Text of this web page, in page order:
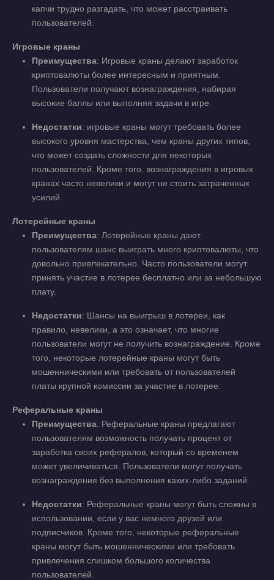
капчи трудно разгадать, что может расстраивать
пользователей.
Игровые краны
Преимущества: Игровые краны делают заработок
криптовалюты более интересным и приятным.
Пользователи получают вознаграждения, набирая
высокие баллы или выполняя задачи в игре.
Недостатки: игровые краны могут требовать более
высокого уровня мастерства, чем краны других типов,
что может создать сложности для некоторых
пользователей. Кроме того, вознаграждения в игровых
кранах часто невелики и могут не стоить затраченных
усилий.
Лотерейные краны
Преимущества: Лотерейные краны дают
пользователям шанс выиграть много криптовалюты, что
довольно привлекательно. Часто пользователи могут
принять участие в лотерее бесплатно или за небольшую
плату.
Недостатки: Шансы на выигрыш в лотереи, как
правило, невелики, а это означает, что многие
пользователи могут не получить вознаграждение. Кроме
того, некоторые лотерейные краны могут быть
мошенническими или требовать от пользователей
платы крупной комиссии за участие в лотерее.
Реферальные краны
Преимущества: Реферальные краны предлагают
пользователям возможность получать процент от
заработка своих рефералов, который со временем
может увеличиваться. Пользователи могут получать
вознаграждения без выполнения каких-либо заданий.
Недостатки: Реферальные краны могут быть сложны в
использовании, если у вас немного друзей или
подписчиков. Кроме того, некоторые реферальные
краны могут быть мошенническими или требовать
привлечения слишком большого количества
пользователей.